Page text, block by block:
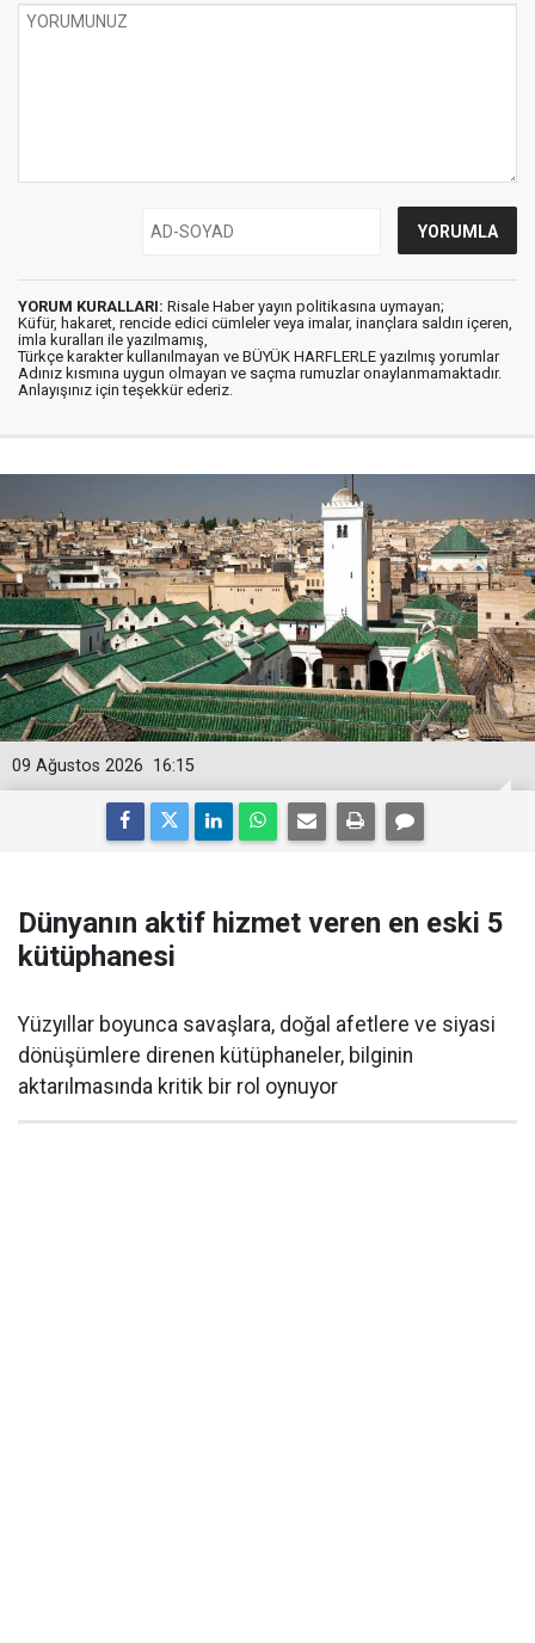
YORUM KURALLARI: Risale Haber yayın politikasına uymayan;
Küfür, hakaret, rencide edici cümleler veya imalar, inançlara saldırı içeren,
imla kuralları ile yazılmamış,
Türkçe karakter kullanılmayan ve BÜYÜK HARFLERLE yazılmış yorumlar
Adınız kısmına uygun olmayan ve saçma rumuzlar onaylanmamaktadır.
Anlayışınız için teşekkür ederiz.
16:15
09 Ağustos 2026
Dünyanın aktif hizmet veren en eski 5
kütüphanesi
Yüzyıllar boyunca savaşlara, doğal afetlere ve siyasi
dönüşümlere direnen kütüphaneler, bilginin
aktarılmasında kritik bir rol oynuyor